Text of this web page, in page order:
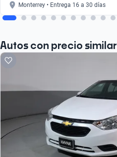
Monterrey • Entrega 16 a 30 días
Autos con precio similar